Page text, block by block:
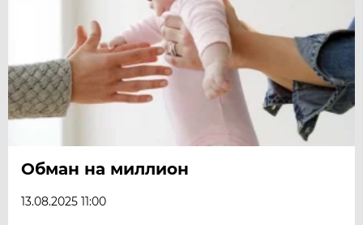
Обман на миллион
13.08.2025 11:00